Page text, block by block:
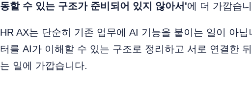
동할 수 있는 구조가 준비되어 있지 않아서'에 더 가깝습
HR AX는 단순히 기존 업무에 AI 기능을 붙이는 일이 아닙
터를 AI가 이해할 수 있는 구조로 정리하고 서로 연결한
는 일에 가깝습니다.